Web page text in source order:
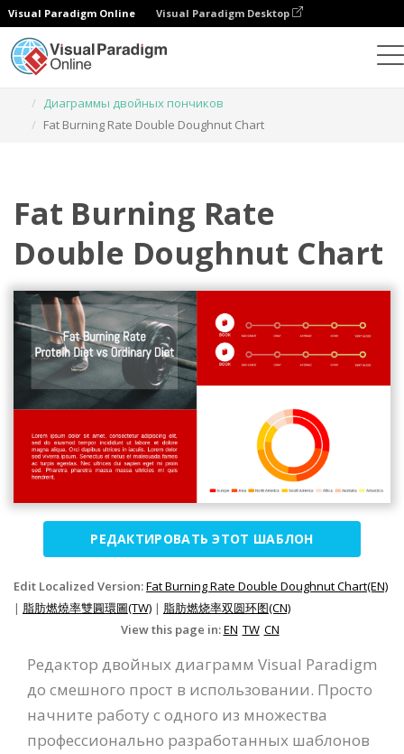
Visual Paradigm Online Visual Paradigm Desktop
Диаграммы двойных пончиков
Fat Burning Rate Double Doughnut Chart
Fat Burning Rate
Double Doughnut Chart
РЕДАКТИРОВАТЬ ЭТОТ ШАБЛОН
Edit Localized Version:Fat Burning Rate Double Doughnut Chart(EN)
| 脂肪燃燒率雙圓環圖(TW) | 脂肪燃烧率双圆环图(CN)
View this page in:EN TW CN
Редактор двойных диаграмм Visual Paradigm
до смешного прост в использовании. Просто
начните работу с одного из множества
профессионально разработанных шаблонов